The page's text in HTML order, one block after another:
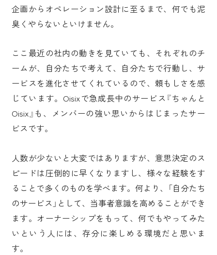
企画からオペレーション設計に至るまで、何でも泥
臭くやらないといけません。
ここ最近の社内の動きを見ていても、それぞれのチ
ームが、自分たちで考えて、自分たちで行動し、サ
ービスを進化させてくれているので、頼もしさを感
じています。Oisixで急成長中のサービス『ちゃんと
Oisix』も、メンバーの強い思いからはじまったサー
ビスです。
人数が少ないと大変ではありますが、意思決定のス
ピードは圧倒的に早くなりますし、様々な経験をす
ることで多くのものを学べます。何より、「自分たち
のサービス」として、当事者意識を高めることができ
ます。オーナーシップをもって、何でもやってみた
いという人には、存分に楽しめる環境だと思いま
す。